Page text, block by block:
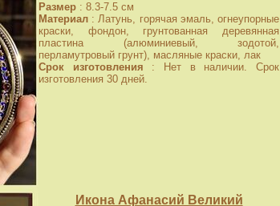
Размер : 8.3-7.5 см
Материал : Латунь, горячая эмаль, огнеупорные
краски, фондон, грунтованная деревянная
пластина (алюминиевый, зодотой,
перламутровый грунт), масляные краски, лак
Срок изготовления : Нет в наличии. Срок
изготовления 30 дней.
Икона Афанасий Великий